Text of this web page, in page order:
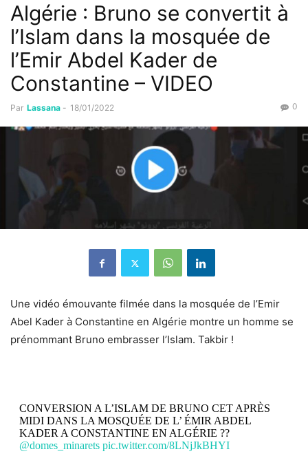
Algérie : Bruno se convertit à
l’Islam dans la mosquée de
l’Emir Abdel Kader de
Constantine – VIDEO
Par Lassana - 18/01/2022 0
Une vidéo émouvante filmée dans la mosquée de l’Emir
Abel Kader à Constantine en Algérie montre un homme se
prénommant Bruno embrasser l’Islam. Takbir !
CONVERSION A L’ISLAM DE BRUNO CET APRÈS
MIDI DANS LA MOSQUÉE DE L’ ÉMIR ABDEL
KADER A CONSTANTINE EN ALGÉRIE ??
@domes_minarets pic.twitter.com/8LNjJkBHYI